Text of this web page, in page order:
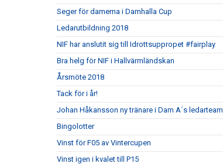
Seger för damerna i Damhalla Cup
Ledarutbildning 2018
NIF har anslutit sig till Idrottsuppropet #fairplay
Bra helg för NIF i Hallvärmländskan
Årsmöte 2018
Tack för i år!
Johan Håkansson ny tränare i Dam A´s ledarteam
Bingolotter
Vinst för F05 av Vintercupen
Vinst igen i kvalet till P15